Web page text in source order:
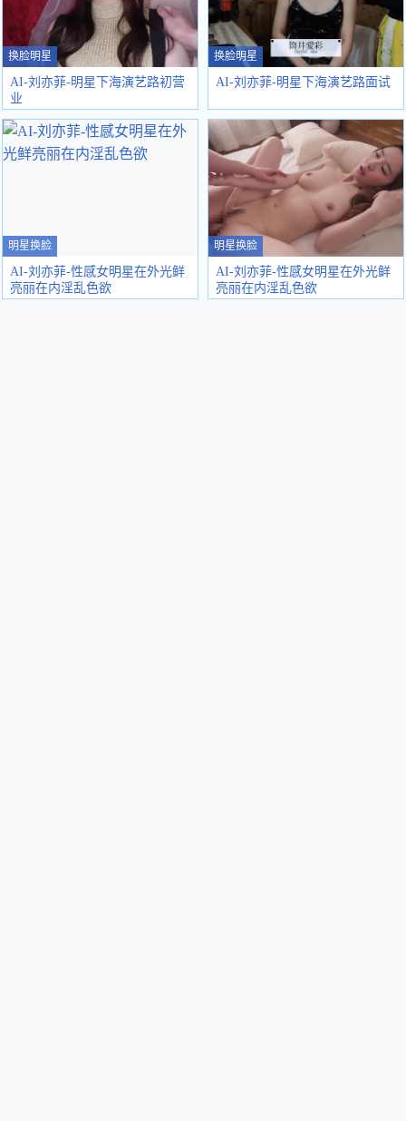
换脸明星
AI-刘亦菲-明星下海演艺路初营
业
换脸明星
AI-刘亦菲-明星下海演艺路面试
明星换脸
AI-刘亦菲-性感女明星在外光鲜
亮丽在内淫乱色欲
明星换脸
AI-刘亦菲-性感女明星在外光鲜
亮丽在内淫乱色欲